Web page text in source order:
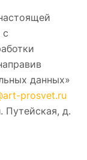
с
данных»
prosvet.ru
Путейская, д.